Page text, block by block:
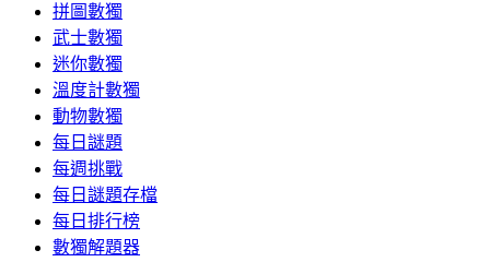
拼圖數獨
武士數獨
迷你數獨
溫度計數獨
動物數獨
每日謎題
每週挑戰
每日謎題存檔
每日排行榜
數獨解題器